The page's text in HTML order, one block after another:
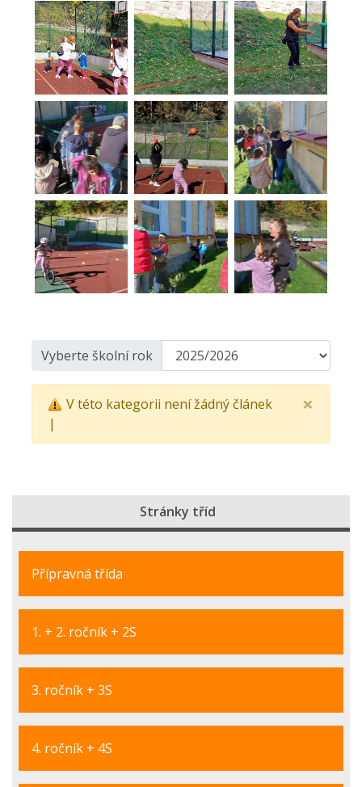
Vyberte školní rok
×
V této kategorii není žádný článek
|
Stránky tříd
Přípravná třída
1. + 2. ročník + 2S
3. ročník + 3S
4. ročník + 4S